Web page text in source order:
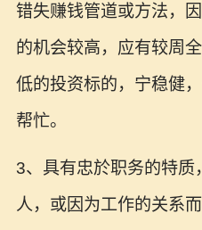
错失赚钱管道或方法，
的机会较高，应有较周
低的投资标的，宁稳健
帮忙。
3、具有忠於职务的特质
人，或因为工作的关系